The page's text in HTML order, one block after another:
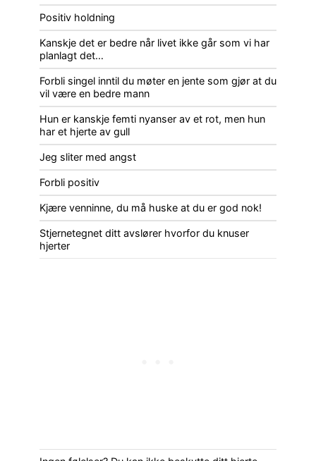
Positiv holdning
Kanskje det er bedre når livet ikke går som vi har
planlagt det…
Forbli singel inntil du møter en jente som gjør at du
vil være en bedre mann
Hun er kanskje femti nyanser av et rot, men hun
har et hjerte av gull
Jeg sliter med angst
Forbli positiv
Kjære venninne, du må huske at du er god nok!
Stjernetegnet ditt avslører hvorfor du knuser
hjerter